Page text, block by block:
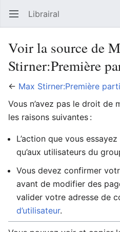
Ouvrir le menu principal Librairal
Voir la source de
Stirner:Première
← Max Stirner:Première
Vous n’avez pas le droit de
les raisons suivantes :
L’action que vous
qu’aux utilisateurs du
Vous devez confirmer
avant de modifier des
valider votre adresse de
d’utilisateur.